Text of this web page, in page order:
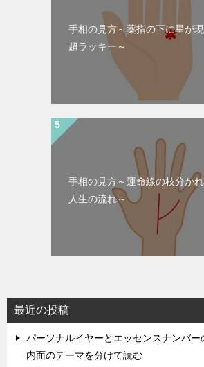
手相の見方～薬指の下に星が
超ラッキー～
手相の見方～運命線の枝分か
人生の流れ～
最近の投稿
パーソナルイヤーとエッセンスナンバー
内面のテーマを分けて読む